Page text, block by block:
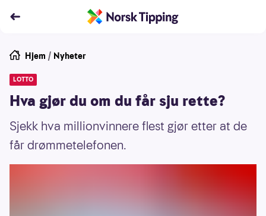
Hjem / Nyheter
LOTTO
Hva gjør du om du får sju rette?
Sjekk hva millionvinnere flest gjør etter at de
får drømmetelefonen.